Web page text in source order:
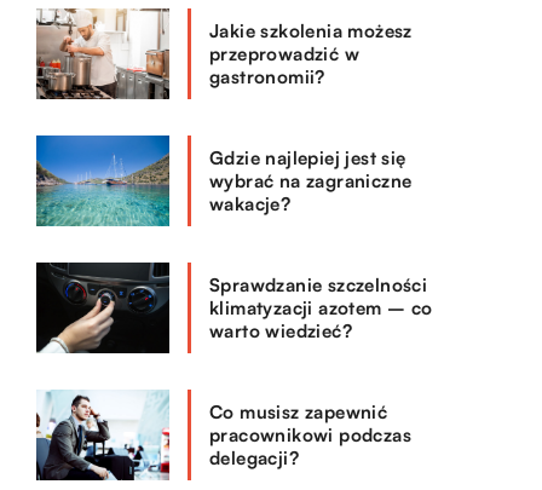
Jakie szkolenia możesz
przeprowadzić w
gastronomii?
Gdzie najlepiej jest się
wybrać na zagraniczne
wakacje?
Sprawdzanie szczelności
klimatyzacji azotem – co
warto wiedzieć?
Co musisz zapewnić
pracownikowi podczas
delegacji?